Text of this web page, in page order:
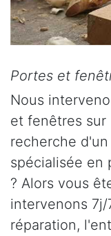
Portes et
Nous
et fenêtres sur
recherche
spécialisée en
? Alors vous
intervenons 7j/
réparation,